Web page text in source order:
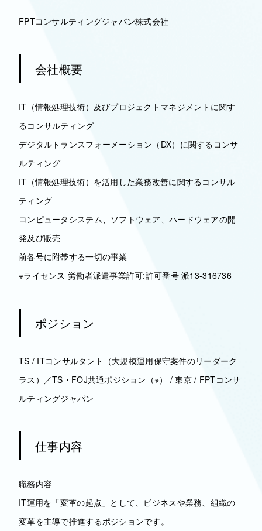
FPTコンサルティングジャパン株式会社
会社概要
IT（情報処理技術）及びプロジェクトマネジメントに関す
るコンサルティング
デジタルトランスフォーメーション（DX）に関するコンサ
ルティング
IT（情報処理技術）を活用した業務改善に関するコンサル
ティング
コンピュータシステム、ソフトウェア、ハードウェアの開
発及び販売
前各号に附帯する一切の事業
※ライセンス 労働者派遣事業許可:許可番号 派13-316736
ポジション
TS / ITコンサルタント（大規模運用保守案件のリーダーク
ラス）／TS・FOJ共通ポジション（※） / 東京 / FPTコンサ
ルティングジャパン
仕事内容
職務内容
IT運用を「変革の起点」として、ビジネスや業務、組織の
変革を主導で推進するポジションです。